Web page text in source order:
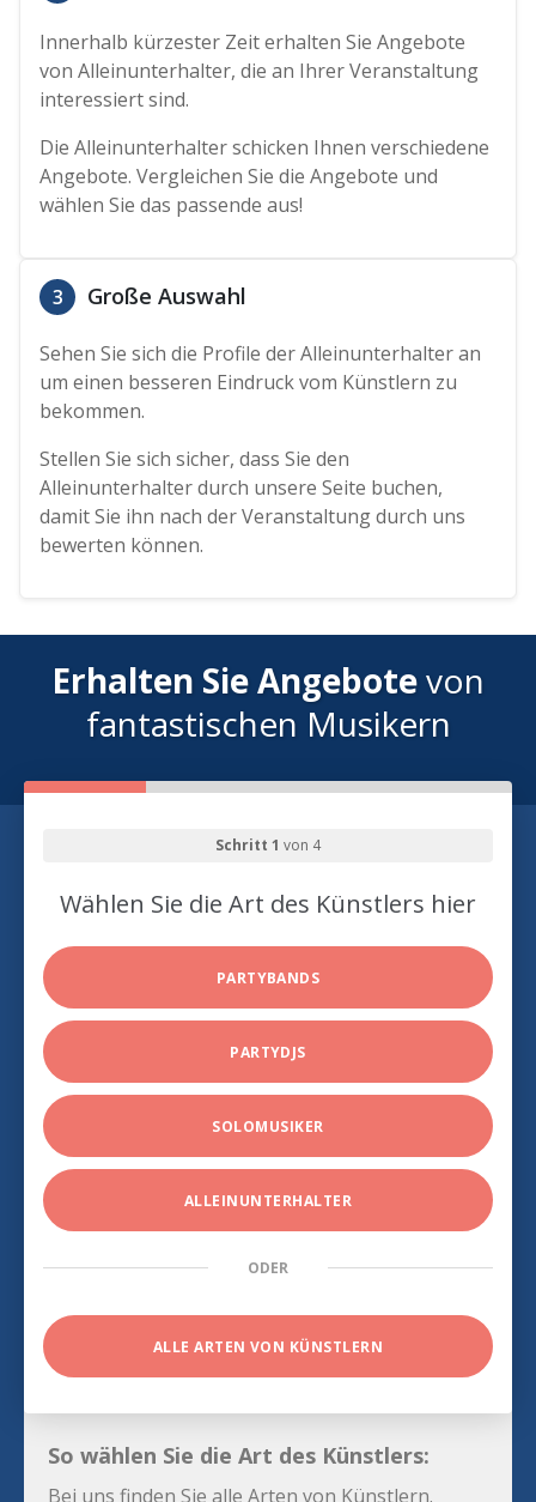
Innerhalb kürzester Zeit erhalten Sie Angebote
von Alleinunterhalter, die an Ihrer Veranstaltung
interessiert sind.
Die Alleinunterhalter schicken Ihnen verschiedene
Angebote. Vergleichen Sie die Angebote und
wählen Sie das passende aus!
3 Große Auswahl
Sehen Sie sich die Profile der Alleinunterhalter an
um einen besseren Eindruck vom Künstlern zu
bekommen.
Stellen Sie sich sicher, dass Sie den
Alleinunterhalter durch unsere Seite buchen,
damit Sie ihn nach der Veranstaltung durch uns
bewerten können.
Erhalten Sie Angebotevon
fantastischen Musikern
Schritt 1 von 4
Wählen Sie die Art des Künstlers hier
PARTYBANDS
PARTYDJS
SOLOMUSIKER
ALLEINUNTERHALTER
ODER
ALLE ARTEN VON KÜNSTLERN
So wählen Sie die Art des Künstlers:
Bei uns finden Sie alle Arten von Künstlern.